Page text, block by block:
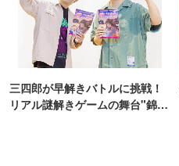
三四郎が早解きバトルに挑戦！
リアル謎解きゲームの舞台"錦糸